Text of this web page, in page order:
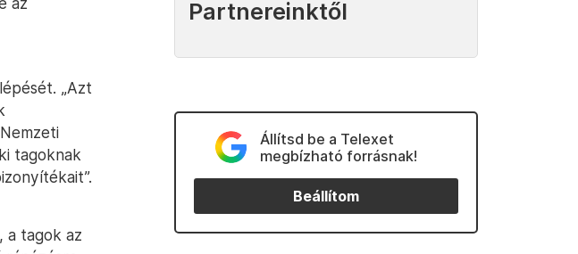
„Azt
tagoknak
a tagok az
Partnereinktől
Állítsd be a Telexet
megbízható forrásnak!
Beállítom